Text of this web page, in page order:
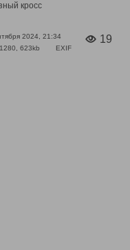
кросс
2024, 21:34
623kb
EXIF
19